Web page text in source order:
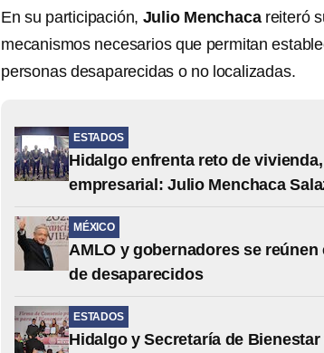
En su participación, Julio Menchacareiteró
mecanismos necesarios que permitan
personas desaparecidas o no localizadas.
ESTADOS
Hidalgo enfrenta reto de
empresarial: Julio Menchaca
MÉXICO
AMLO y gobernadores se
de desaparecidos
ESTADOS
Hidalgo y Secretaría de